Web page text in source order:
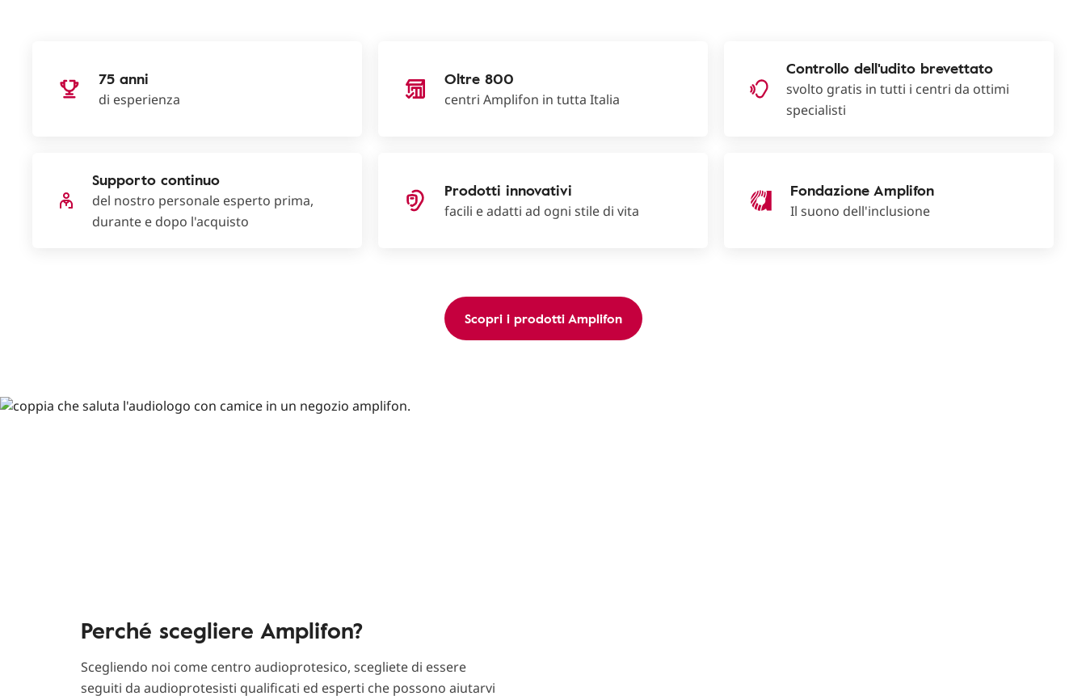
75 anni
di esperienza
Oltre 800
centri Amplifon in tutta Italia
Controllo dell'udito brevettato
svolto gratis in tutti i centri da ottimi
specialisti
Supporto continuo
del nostro personale esperto prima,
durante e dopo l'acquisto
Prodotti innovativi
facili e adatti ad ogni stile di vita
Fondazione Amplifon
Il suono dell'inclusione
Scopri i prodotti Amplifon
Perché scegliere Amplifon?
Scegliendo noi come centro audioprotesico, scegliete di essere
seguiti da audioprotesisti qualificati ed esperti che possono aiutarvi